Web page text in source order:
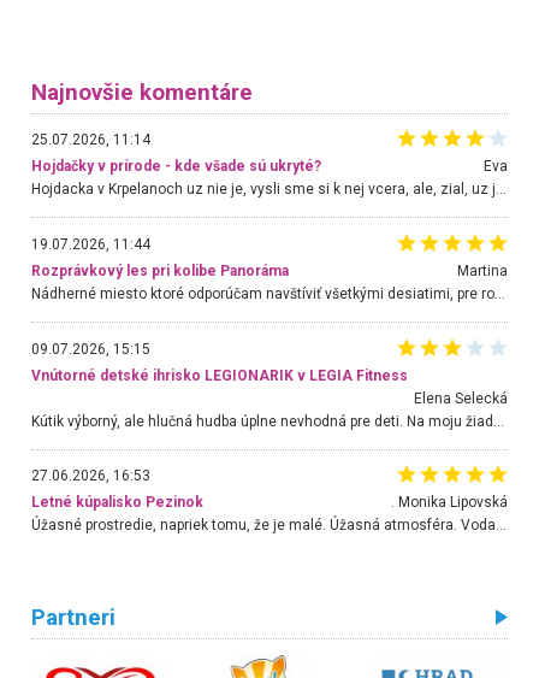
Najnovšie komentáre
25.07.2026, 11:14
Hojdačky v prírode - kde všade sú ukryté?
Eva
Hojdacka v Krpelanoch uz nie je, vysli sme si k nej vcera, ale, zial, uz je znicena. Ak sem planujete cestu len kvoli hojdacke, mozete si ju usetrit. Krasny vyhlad je tu vsak aj bez hojdacky :-)
19.07.2026, 11:44
Rozprávkový les pri kolibe Panoráma
Martina
Nádherné miesto ktoré odporúčam navštíviť všetkými desiatimi, pre rodiny s deťmi, dôchodcom... Proste a jednoducho ozaj rozprávkový les.. určite ešte prídeme. Odniesli sme si na pamiatku krásne tričká,
09.07.2026, 15:15
Vnútorné detské ihrisko LEGIONARIK v LEGIA Fitness
Elena Selecká
27.06.2026, 16:53
Letné kúpalisko Pezinok
. Monika Lipovská
Úžasné prostredie, napriek tomu, že je malé. Úžasná atmosféra. Voda fantastická a nádherná. Ľudí je pomerne veľa, ale su mili a ohľaduplní. Je veľmi zaujímavé sledovať, ako dokážu spolu športovať cudzí ľudia a bez ohľadu na vek. Vládne tu pohoda. Vnuka neviem dostať z vody. Ďakujem za krásny deň . Urcite sa sem vrátim. Jediný problém je s parkovaním, ale aj ten sa mi podarilo vyriešiť. Monika Bratislava
Partneri